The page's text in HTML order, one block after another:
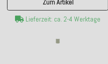
Zum Artikel
Lieferzeit: ca. 2-4 Werktage